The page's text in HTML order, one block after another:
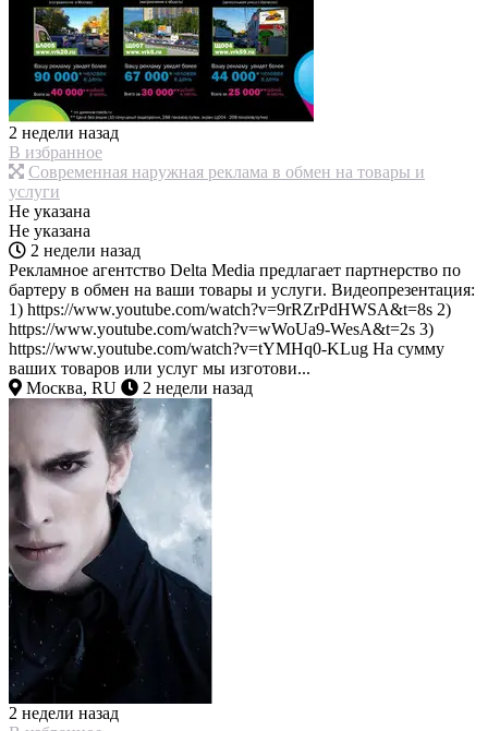
2 недели назад
В избранное
Современная наружная реклама в обмен на товары и
услуги
Не указана
Не указана
2 недели назад
Рекламное агентство Delta Media предлагает партнерство по
бартеру в обмен на ваши товары и услуги. Видеопрезентация:
1) https://www.youtube.com/watch?v=9rRZrPdHWSA&t=8s 2)
https://www.youtube.com/watch?v=wWoUa9-WesA&t=2s 3)
https://www.youtube.com/watch?v=tYMHq0-KLug На сумму
ваших товаров или услуг мы изготови...
Москва, RU
2 недели назад
2 недели назад